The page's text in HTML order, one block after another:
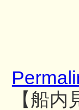
【船